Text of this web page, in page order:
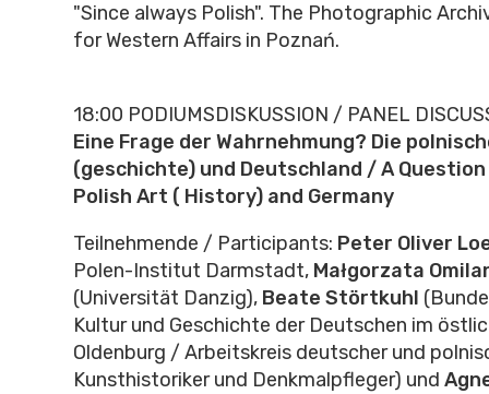
"Since always Polish". The Photographic
for Western Affairs in Poznań.
18:00 PODIUMSDISKUSSION / PANEL
Eine Frage der Wahrnehmung? Die
(geschichte) und Deutschland / A
Polish Art ( History) and Germany
Teilnehmende / Participants: Peter Oliver
Polen-Institut Darmstadt, Małgorzata
(Universität Danzig), Beate Störtkuhl
Kultur und Geschichte der Deutschen im
Oldenburg / Arbeitskreis deutscher und
Kunsthistoriker und Denkmalpfleger) und